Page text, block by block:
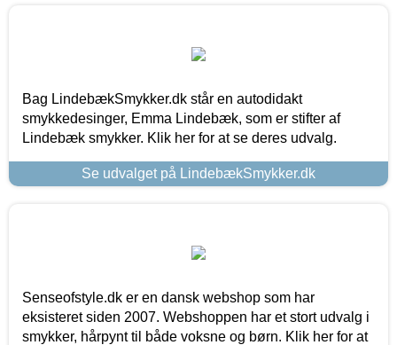
Bag LindebækSmykker.dk står en autodidakt
smykkedesinger, Emma Lindebæk, som er stifter af
Lindebæk smykker. Klik her for at se deres udvalg.
Se udvalget på LindebækSmykker.dk
Senseofstyle.dk er en dansk webshop som har
eksisteret siden 2007. Webshoppen har et stort udvalg i
smykker, hårpynt til både voksne og børn. Klik her for at